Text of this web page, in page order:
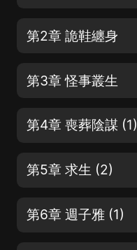
第2章 詭鞋纏身
第3章 怪事叢生
第4章 喪葬陰謀 (1)
第5章 求生 (2)
第6章 週子雅 (1)